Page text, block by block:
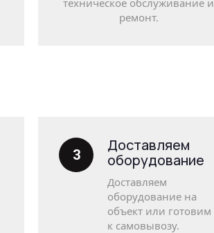
техническое обслуживание и
ремонт.
3
Доставляем
оборудование
Доставляем
оборудование на
объект или готовим
к самовывозу.